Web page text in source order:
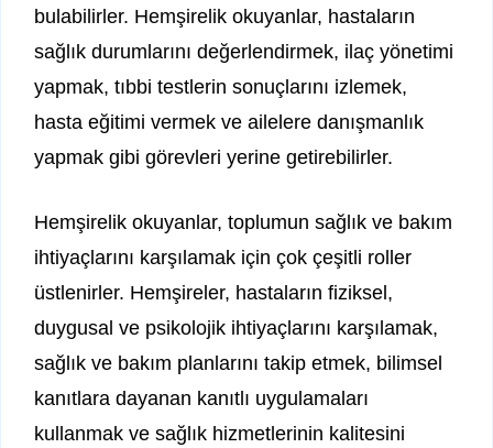
bulabilirler. Hemşirelik okuyanlar, hastaların
sağlık durumlarını değerlendirmek, ilaç yönetimi
yapmak, tıbbi testlerin sonuçlarını izlemek,
hasta eğitimi vermek ve ailelere danışmanlık
yapmak gibi görevleri yerine getirebilirler.
Hemşirelik okuyanlar, toplumun sağlık ve bakım
ihtiyaçlarını karşılamak için çok çeşitli roller
üstlenirler. Hemşireler, hastaların fiziksel,
duygusal ve psikolojik ihtiyaçlarını karşılamak,
sağlık ve bakım planlarını takip etmek, bilimsel
kanıtlara dayanan kanıtlı uygulamaları
kullanmak ve sağlık hizmetlerinin kalitesini